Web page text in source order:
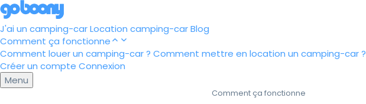
J'ai un camping-carLocation camping-carBlog
Comment ça fonctionne
Comment louer un camping-car ? Comment mettre en location un camping-car ?
Créer un compte Connexion
Menu
Comment ça fonctionne